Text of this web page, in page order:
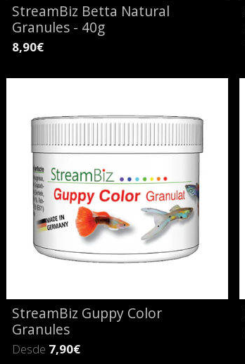
StreamBiz Betta Natural
Granules - 40g
8,90€
StreamBiz Guppy Color
Granules
Desde 7,90€